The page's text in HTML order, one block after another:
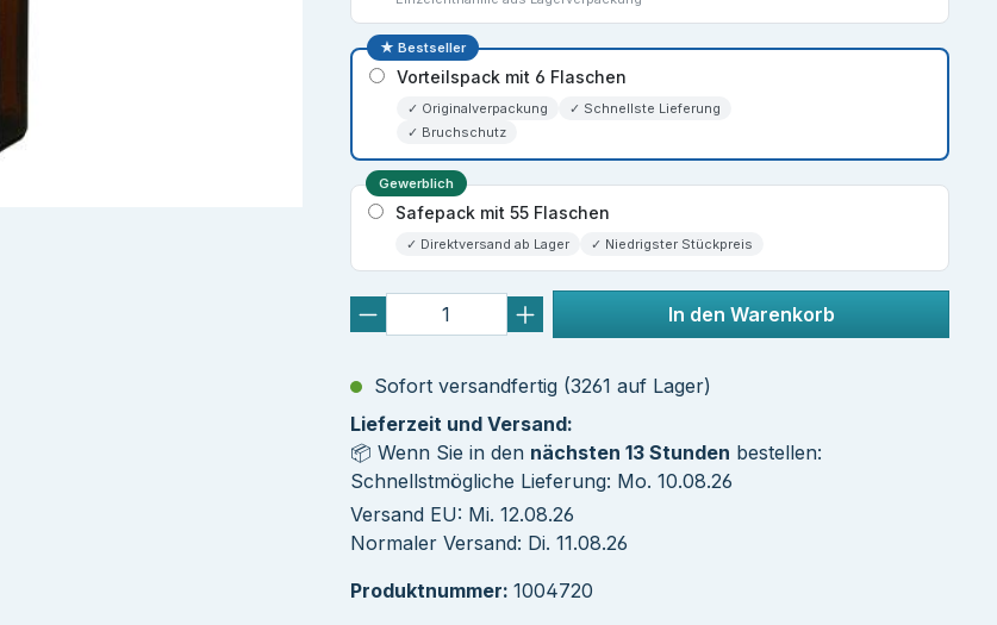
★ Bestseller
Vorteilspack mit 6 Flaschen
✓ Originalverpackung
✓ Schnellste Lieferung
✓ Bruchschutz
Gewerblich
Safepack mit 55 Flaschen
✓ Direktversand ab Lager ✓ Niedrigster Stückpreis
In den Warenkorb
Sofort versandfertig (3261 auf Lager)
Lieferzeit und Versand:
📦 Wenn Sie in den nächsten 13 Stunden bestellen:
Schnellstmögliche Lieferung: Mo. 10.08.26
Versand EU: Mi. 12.08.26
Normaler Versand: Di. 11.08.26
Produktnummer: 1004720